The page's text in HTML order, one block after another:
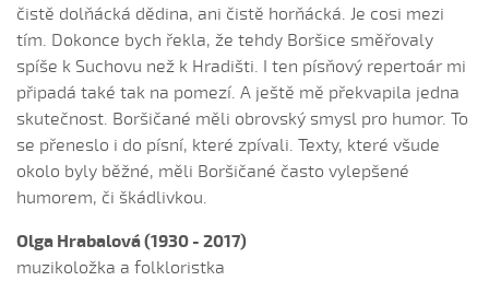
Čí že sú to koně ve dvoře (David Hofman, 2004)
Čí že sú to koně, žádný s nima neore (Martin Pěcha,
2004)
Cigáné, cigáné (Anna Maňásková, 2005)
Čja, že je to hen ta scena (Martina Holíková, 2005)
Co sa stalo na Stráni pri bráně (Alena Mimochodková,
2005)
Daj ně, Bože, synka...
Daj ně, Bože, vědět (Lucie Rybnikářová, 2009)
čistě dolňácká dědina, ani čistě horňácká. Je cosi mezi
tím. Dokonce bych řekla, že tehdy Boršice směřovaly
spíše k Suchovu než k Hradišti. I ten písňový repertoár mi
připadá také tak na pomezí. A ještě mě překvapila jedna
skutečnost. Boršičané měli obrovský smysl pro humor. To
se přeneslo i do písní, které zpívali. Texty, které všude
okolo byly běžné, měli Boršičané často vylepšené
humorem, či škádlivkou.
Olga Hrabalová (1930 - 2017)
muzikoložka a folkloristka